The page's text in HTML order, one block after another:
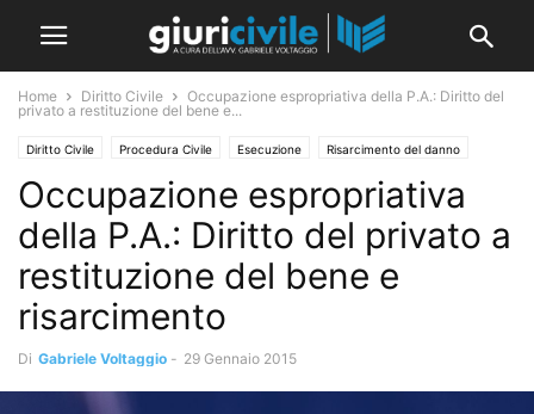
Home Diritto Civile
Occupazione espropriativa della P.A.: Diritto del
privato a restituzione del bene e...
Diritto Civile Procedura Civile Esecuzione Risarcimento del danno
Sezioni Unite
Occupazione espropriativa
della P.A.: Diritto del privato a
restituzione del bene e
risarcimento
Di Gabriele Voltaggio - 29 Gennaio 2015